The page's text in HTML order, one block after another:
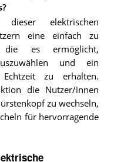
elektrischen
eine einfach zu
die es ermöglicht,
und ein
zu erhalten.
die Nutzer/innen
zu wechseln,
für hervorragende